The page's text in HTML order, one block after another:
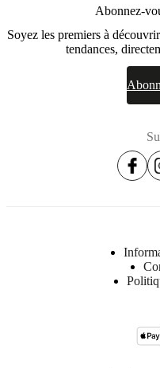
Abonnez-
Soyez les premiers à
tendances,